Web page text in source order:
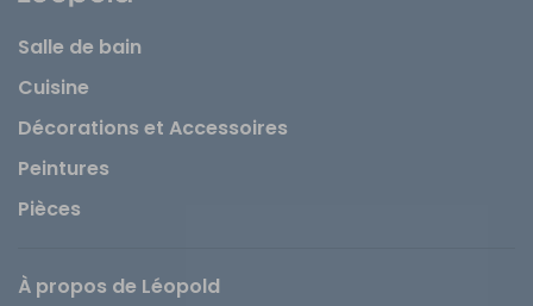
Salle de bain
Cuisine
Décorations et Accessoires
Peintures
Pièces
À propos de Léopold